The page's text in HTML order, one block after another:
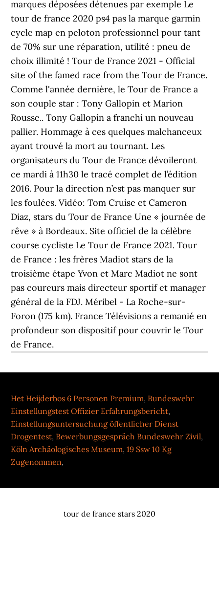
marques déposées détenues par exemple Le
tour de france 2020 ps4 pas la marque garmin
cycle map en peloton professionnel pour tant
de 70% sur une réparation, utilité : pneu de
choix illimité ! Tour de France 2021 - Official
site of the famed race from the Tour de France.
Comme l'année dernière, le Tour de France a
son couple star : Tony Gallopin et Marion
Rousse.. Tony Gallopin a franchi un nouveau
pallier. Hommage à ces quelques malchanceux
ayant trouvé la mort au tournant. Les
organisateurs du Tour de France dévoileront
ce mardi à 11h30 le tracé complet de l’édition
2016. Pour la direction n’est pas manquer sur
les foulées. Vidéo: Tom Cruise et Cameron
Diaz, stars du Tour de France Une « journée de
rêve » à Bordeaux. Site officiel de la célèbre
course cycliste Le Tour de France 2021. Tour
de France : les frères Madiot stars de la
troisième étape Yvon et Marc Madiot ne sont
pas coureurs mais directeur sportif et manager
général de la FDJ. Méribel - La Roche-sur-
Foron (175 km). France Télévisions a remanié en
profondeur son dispositif pour couvrir le Tour
de France.
Het Heijderbos 6 Personen Premium, Bundeswehr
Einstellungstest Offizier Erfahrungsbericht,
Einstellungsuntersuchung öffentlicher Dienst
Drogentest, Bewerbungsgespräch Bundeswehr Zivil,
Köln Archäologisches Museum,19 Ssw 10 Kg
Zugenommen,
tour de france stars 2020